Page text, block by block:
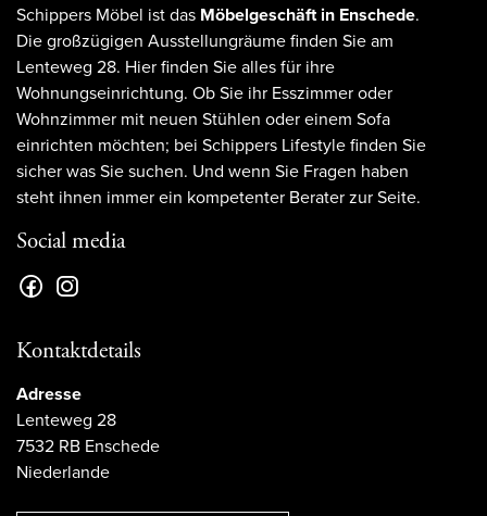
Schippers Möbel ist das Möbelgeschäft in Enschede.
Die großzügigen Ausstellungräume finden Sie am
Lenteweg 28. Hier finden Sie alles für ihre
Wohnungseinrichtung. Ob Sie ihr Esszimmer oder
Wohnzimmer mit neuen Stühlen oder einem Sofa
einrichten möchten; bei Schippers Lifestyle finden Sie
sicher was Sie suchen. Und wenn Sie Fragen haben
steht ihnen immer ein kompetenter Berater zur Seite.
Social media
Kontaktdetails
Adresse
Lenteweg 28
7532 RB Enschede
Niederlande